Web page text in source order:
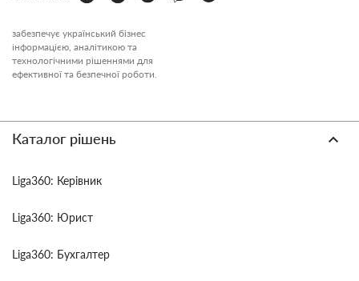
забезпечує український бізнес
інформацією, аналітикою та
технологічними рішеннями для
ефективної та безпечної роботи.
Каталог рішень
Liga360: Керівник
Liga360: Юрист
Liga360: Бухгалтер